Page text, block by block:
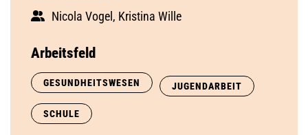
Nicola Vogel, Kristina Wille
Arbeitsfeld
GESUNDHEITSWESEN JUGENDARBEIT
SCHULE